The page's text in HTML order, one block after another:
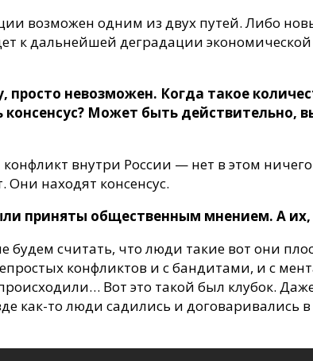
возможен одним из двух путей. Либо
к дальнейшей деградации
невозможен. Когда такое
консенсус? Может быть
внутри России — нет в этом
Они находят консенсус.
приняты общественным мнением. А
считать, что люди такие вот они
конфликтов и с бандитами, и с
Вот это такой был клубок.
как-то люди садились и договаривались